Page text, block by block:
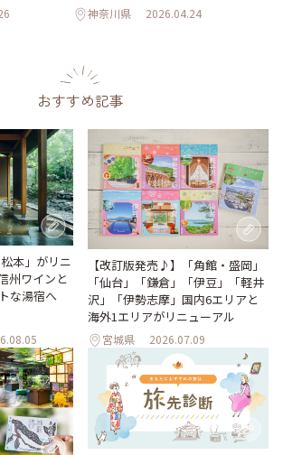
神奈川県 2026.04.24
おすすめ記事
本」がリニ
州ワインと
な湯宿へ
【改訂版発売♪】「角館・盛岡」
「仙台」「鎌倉」「伊豆」「軽井
沢」「伊勢志摩」国内6エリアと
海外1エリアがリニューアル
宮城県 2026.07.09